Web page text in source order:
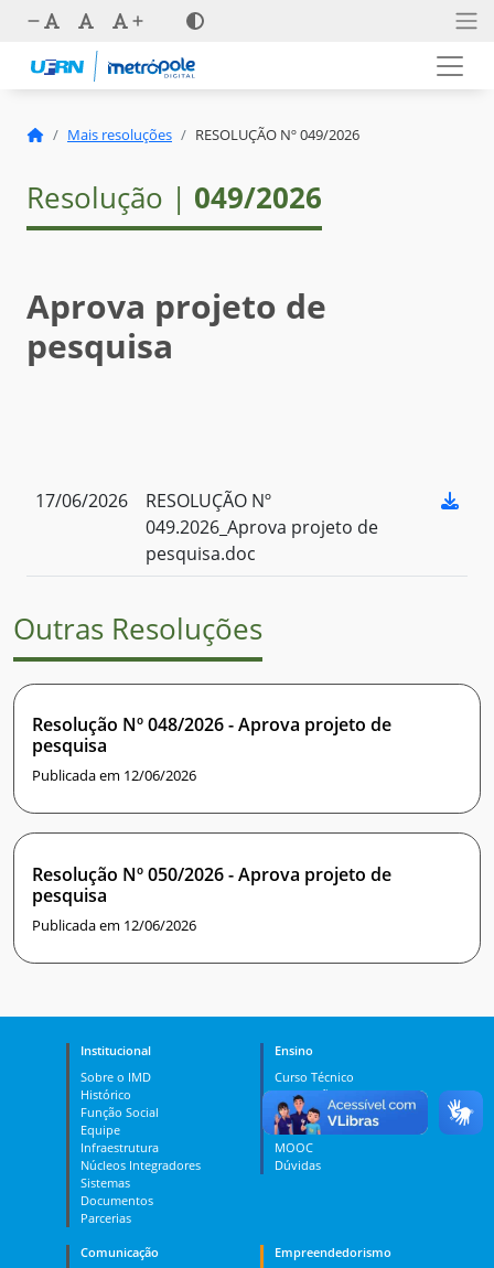
Mais resoluções RESOLUÇÃO Nº 049/2026
Resolução | 049/2026
Aprova projeto de
pesquisa
17/06/2026
RESOLUÇÃO Nº
049.2026_Aprova projeto de
pesquisa.doc
Outras Resoluções
Resolução Nº 048/2026 - Aprova projeto de
pesquisa
Publicada em 12/06/2026
Resolução Nº 050/2026 - Aprova projeto de
pesquisa
Publicada em 12/06/2026
Institucional
Sobre o IMD
Histórico
Função Social
Equipe
Infraestrutura
Núcleos Integradores
Sistemas
Documentos
Parcerias
Ensino
Curso Técnico
Graduação
Pós-graduação
PES
MOOC
Dúvidas
Comunicação
Empreendedorismo